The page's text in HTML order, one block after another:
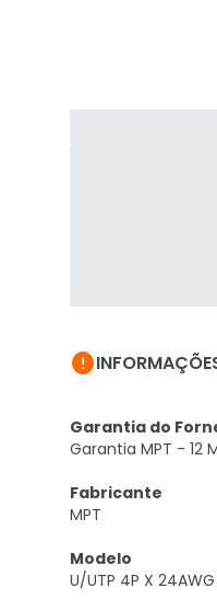

Garantia do
Garantia MPT - 12
Fabricante
MPT
Modelo
U/UTP 4P X 24AWG